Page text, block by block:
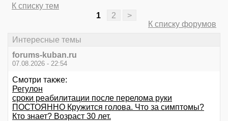
К списку тем
1
2
>
К списку форумов
Интересные темы
forums-kuban.ru
07.08.2026 - 22:54
Смотри также:
Регулон
сроки реабилитации после перелома руки
ПОСТОЯННО Кружится голова. Что за симптомы?
Кто знает? Возраст 30 лет.